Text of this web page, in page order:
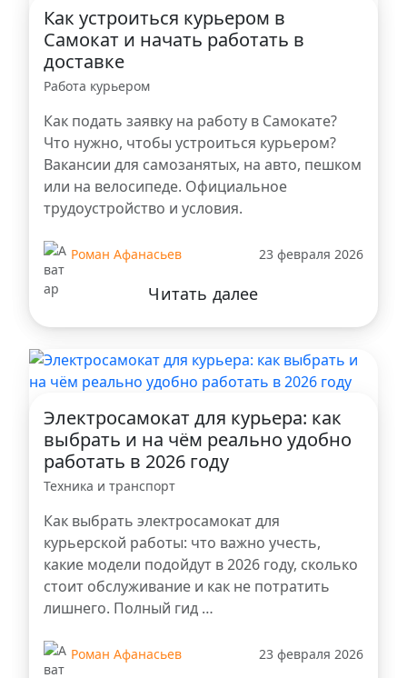
Как устроиться курьером в
Самокат и начать работать в
доставке
Работа курьером
Как подать заявку на работу в Самокате?
Что нужно, чтобы устроиться курьером?
Вакансии для самозанятых, на авто, пешком
или на велосипеде. Официальное
трудоустройство и условия.
Роман Афанасьев 23 февраля 2026
Читать далее
Электросамокат для курьера: как
выбрать и на чём реально удобно
работать в 2026 году
Техника и транспорт
Как выбрать электросамокат для
курьерской работы: что важно учесть,
какие модели подойдут в 2026 году, сколько
стоит обслуживание и как не потратить
лишнего. Полный гид …
Роман Афанасьев 23 февраля 2026